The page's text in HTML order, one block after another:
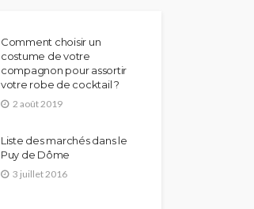
Comment choisir un
costume de votre
compagnon pour assortir
votre robe de cocktail ?
2 août 2019
Liste des marchés dans le
Puy de Dôme
3 juillet 2016